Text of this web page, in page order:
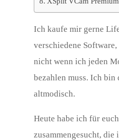
Ich kaufe mir gerne
verschiedene Software,
nicht wenn ich jeden
bezahlen muss. Ich bin
altmodisch.
Heute habe ich für
zusammengesucht, die